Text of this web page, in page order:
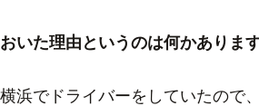
いた理由というのは何かありま
浜でドライバーをしていたので